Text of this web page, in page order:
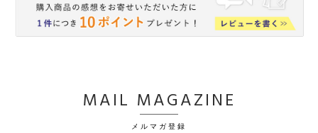
MAIL MAGAZINE
メルマガ登録